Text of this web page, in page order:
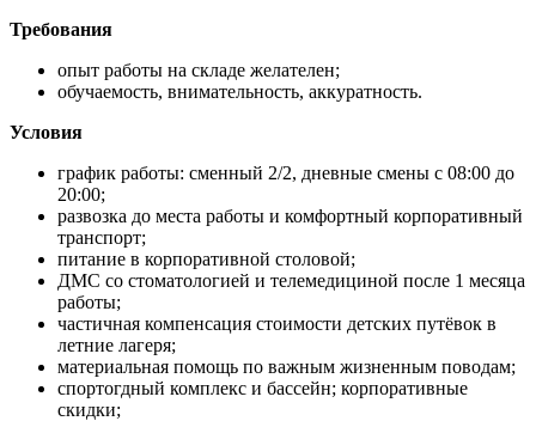
Требования
опыт работы на складе желателен;
обучаемость, внимательность, аккуратность.
Условия
график работы: сменный 2/2, дневные смены с 08:00 до
20:00;
развозка до места работы и комфортный корпоративный
транспорт;
питание в корпоративной столовой;
ДМС со стоматологией и телемедициной после 1 месяца
работы;
частичная компенсация стоимости детских путёвок в
летние лагеря;
материальная помощь по важным жизненным поводам;
спортогдный комплекс и бассейн; корпоративные
скидки;